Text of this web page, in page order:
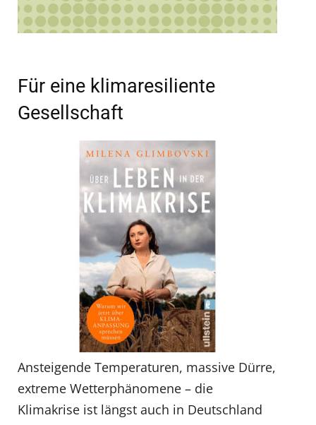
Für eine klimaresiliente
Gesellschaft
Ansteigende Temperaturen, massive Dürre,
extreme Wetterphänomene – die
Klimakrise ist längst auch in Deutschland